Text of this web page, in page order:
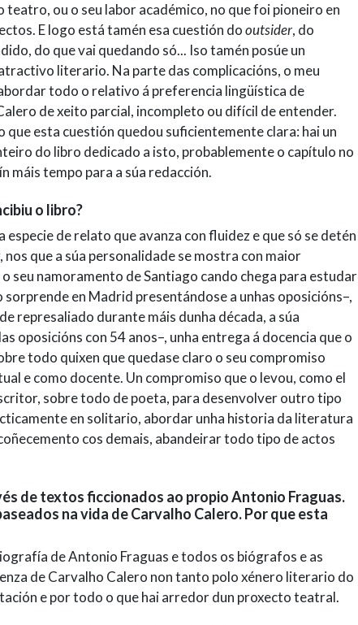
teatro, ou o seu labor académico, no que foi pioneiro en
E logo está tamén esa cuestión dooutsider, do
do que vai quedando só... Iso tamén posúe un
literario. Na parte das complicacións, o meu
todo o relativo á preferencia lingüística de
de xeito parcial, incompleto ou difícil de entender.
que esta cuestión quedou suficientemente clara: hai un
do libro dedicado a isto, probablemente o capítulo no
máis tempo para a súa redacción.
o libro?
especie de relato que avanza con fluidez e que só se detén
que a súa personalidade se mostra con maior
seu namoramento de Santiago cando chega para estudar
en Madrid presentándose a unhas oposicións–,
represaliado durante máis dunha década, a súa
oposicións con 54 anos–, unha entrega á docencia que o
todo quixen que quedase claro o seu compromiso
e como docente. Un compromiso que o levou, como el
sobre todo de poeta, para desenvolver outro tipo
en solitario, abordar unha historia da literatura
cos demais, abandeirar todo tipo de actos
de textos ficcionados ao propio Antonio Fraguas.
na vida de Carvalho Calero. Por que esta
de Antonio Fraguas e todos os biógrafos e as
de Carvalho Calero non tanto polo xénero literario do
e por todo o que hai arredor dun proxecto teatral.